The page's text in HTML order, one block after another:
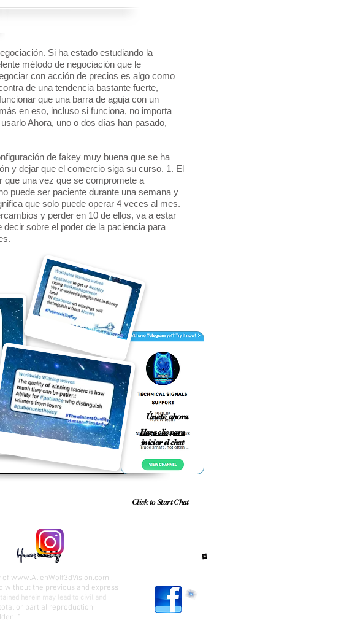
Click to Start Chat
Si ha estado estudiando la
método de negociación que le
con acción de precios es algo como
de una tendencia bastante fuerte,
que una barra de aguja con un
en eso, incluso si funciona, no importa
Ahora, uno o dos días han pasado,
de fakey muy buena que se ha
y dejar que el comercio siga su curso. 1. El
que una vez que se compromete a
puede ser paciente durante una semana y
que solo puede operar 4 veces al mes.
y perder en 10 de ellos, va a estar
sobre el poder de la paciencia para
Únete ahora
Haga clic para
iniciar el chat
of www.AlienWolf3dVision.com ,
without the previous and express
herein may lead to civil and
or partial reproduction
"
OFICIAL